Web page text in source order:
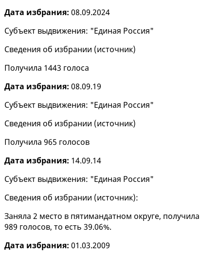
Дата избрания: 08.09.2024
Субъект выдвижения: "Единая Россия"
Сведения об избрании (источник)
Получила 1443 голоса
Дата избрания: 08.09.19
Субъект выдвижения: "Единая Россия"
Сведения об избрании (источник)
Получила 965 голосов
Дата избрания: 14.09.14
Субъект выдвижения: "Единая Россия"
Сведения об избрании (источник):
Заняла 2 место в пятимандатном округе, получила
989 голосов, то есть 39.06%.
Дата избрания: 01.03.2009